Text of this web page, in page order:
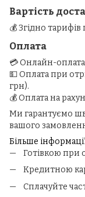
Вартість
💰 Згідно тарифів
Оплата
💳 Онлайн-
💵 Оплата при
грн).
💰 Оплата на
Ми гарантуємо
вашого
Більше
Готівкою при
Кредитною
Сплачуйте